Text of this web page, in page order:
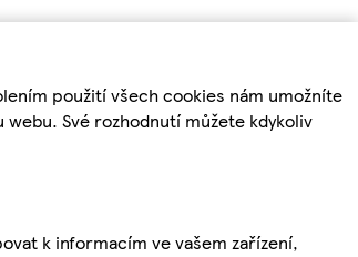
použití všech cookies nám umožníte
Své rozhodnutí můžete kdykoliv
k informacím ve vašem zařízení,